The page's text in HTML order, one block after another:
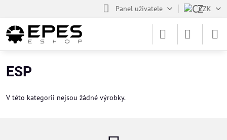
Panel uživatele CZK
ESP
V této kategorii nejsou žádné výrobky.